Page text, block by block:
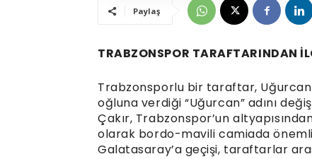
Paylaş
TRABZONSPOR TARAFTARINDAN
Trabzonsporlu bir taraftar, Uğurcan
oğluna verdiği “Uğurcan” adını
Çakır, Trabzonspor’un
olarak bordo-mavili camiada
Galatasaray’a geçişi, taraftarlar